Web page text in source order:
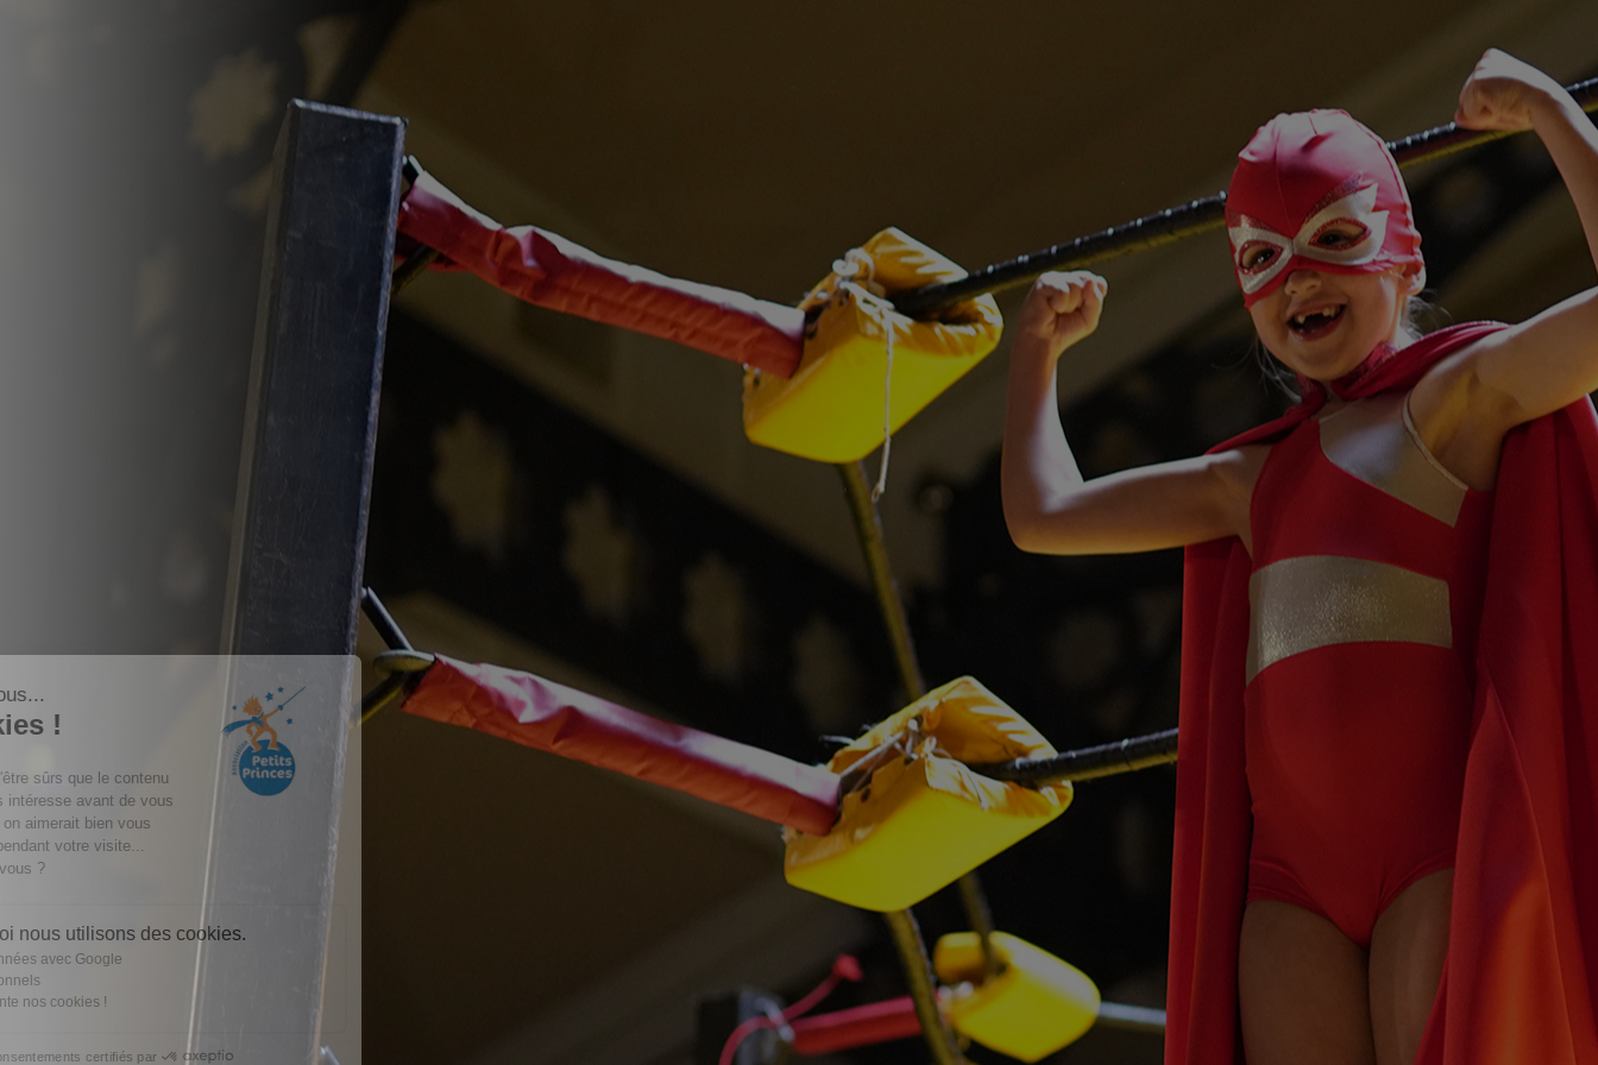
les Cookies !
On a attendu d'être sûrs que le contenu
de ce site vous intéresse avant de vous
déranger, mais on aimerait bien vous
accompagner pendant votre visite...
Voici pourquoi nous utilisons des cookies.
Partage de données avec Google
On vous présente nos cookies !
Consentements certifiés par